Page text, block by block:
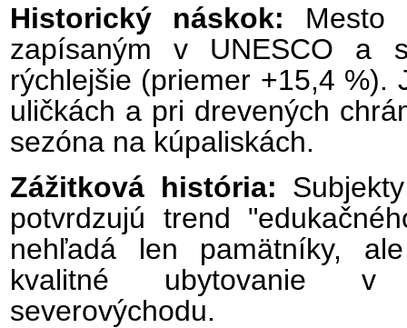
Historický náskok: Mesto
zapísaným v UNESCO a
rýchlejšie (priemer +15,4 %).
uličkách a pri drevených
sezóna na kúpaliskách.
Zážitková história:
potvrdzujú trend
nehľadá len pamätníky,
kvalitné ubytovanie v
severovýchodu.